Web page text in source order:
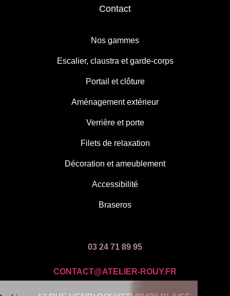
Contact
Nos gammes
Escalier, claustra et garde-corps
Portail et clôture
Aménagement extérieur
Verrière et porte
Filets de relaxation
Décoration et ameublement
Accessibilité
Braseros
03 24 71 89 95
CONTACT@ATELIER-ROUY.FR